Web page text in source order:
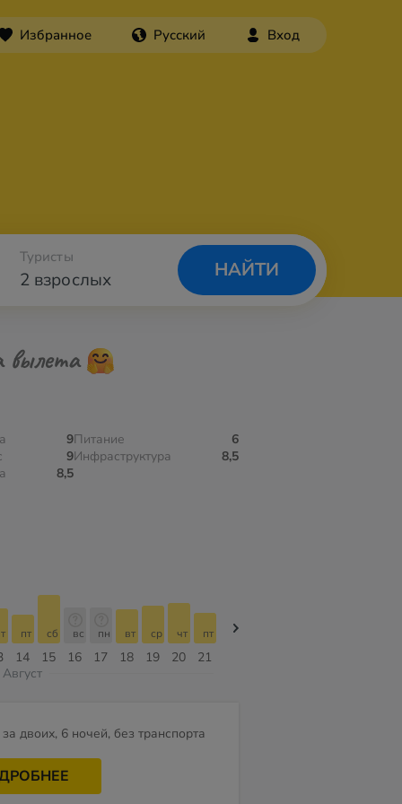
Избранное Русский Вход
2 взрослых
Туристы
НАЙТИ
вылета
9
9
8,5
Питание
6
Инфраструктура
8,5
14
пт
15
сб
16
вс
17
пн
18
вт
19
ср
20
чт
21
пт
Август
за двоих, 6 ночей, без транспорта